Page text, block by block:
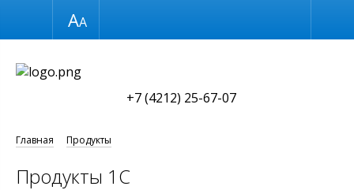
Размер шрифта
+7 (4212) 25-67-07
Главная Продукты
Продукты 1С